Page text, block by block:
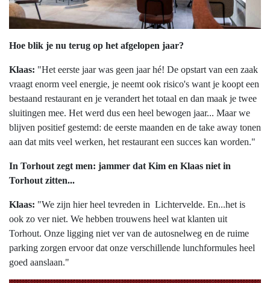
Hoe blik je nu terug op het afgelopen jaar?
Klaas: "Het eerste jaar was geen jaar hé! De opstart van een zaak
vraagt enorm veel energie, je neemt ook risico's want je koopt een
bestaand restaurant en je verandert het totaal en dan maak je twee
sluitingen mee. Het werd dus een heel bewogen jaar... Maar we
blijven positief gestemd: de eerste maanden en de take away tonen
aan dat mits veel werken, het restaurant een succes kan worden."
In Torhout zegt men: jammer dat Kim en Klaas niet in
Torhout zitten...
Klaas: "We zijn hier heel tevreden in Lichtervelde. En...het is
ook zo ver niet. We hebben trouwens heel wat klanten uit
Torhout. Onze ligging niet ver van de autosnelweg en de ruime
parking zorgen ervoor dat onze verschillende lunchformules heel
goed aanslaan."